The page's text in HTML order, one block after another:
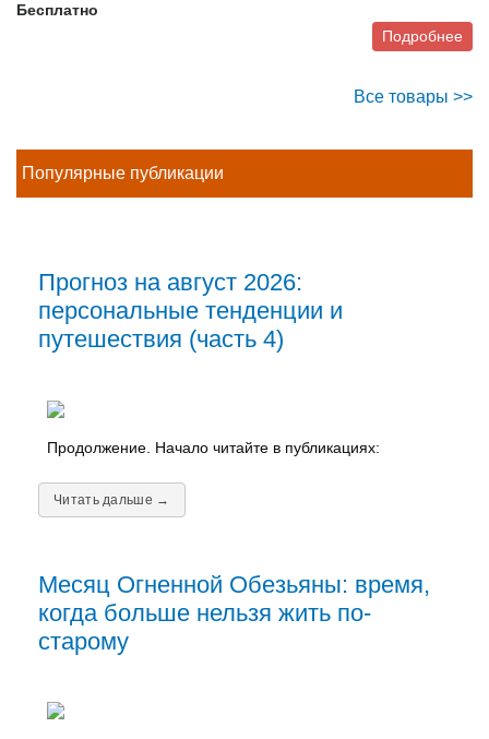
Бесплатно
Подробнее
Все товары >>
Популярные публикации
Прогноз на август 2026:
персональные тенденции и
путешествия (часть 4)
Продолжение. Начало читайте в публикациях:
Читать дальше →
Месяц Огненной Обезьяны: время,
когда больше нельзя жить по-
старому